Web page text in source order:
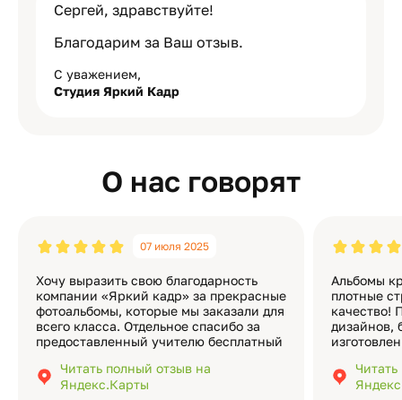
Сергей, здравствуйте!
Благодарим за Ваш отзыв.
С уважением,
Студия Яркий Кадр
О нас говорят
07 июля 2025
Хочу выразить свою благодарность
компании «Яркий кадр» за прекрасные
фотоальбомы, которые мы заказали для
всего класса. Отдельное спасибо за
предоставленный учителю бесплатный
подчёркивает значимость события.
Качество альбомов на высшем уровне:
Читать полный отзыв на
Яндекс.Карты
Альбомы
плотные
качество!
дизайнов,
добавить